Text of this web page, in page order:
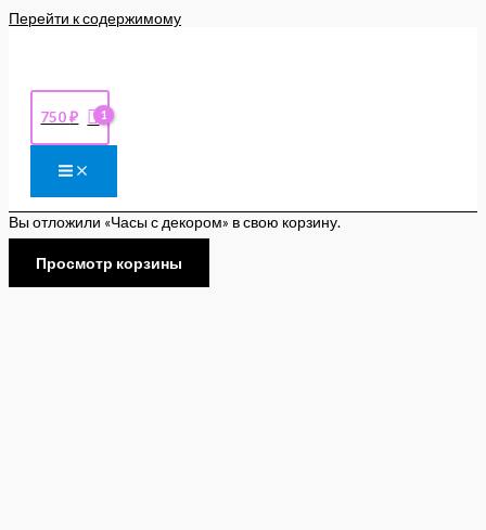
Перейти к содержимому
750₽
Вы отложили «Часы с декором» в свою корзину.
Просмотр корзины